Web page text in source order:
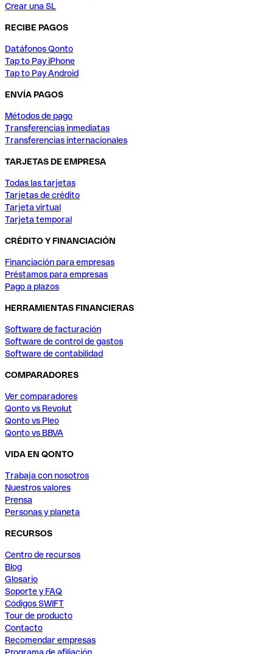
Crear una SL
RECIBE PAGOS
Datáfonos Qonto
Tap to Pay iPhone
Tap to Pay Android
ENVÍA PAGOS
Métodos de pago
Transferencias inmediatas
Transferencias internacionales
TARJETAS DE EMPRESA
Todas las tarjetas
Tarjetas de crédito
Tarjeta virtual
Tarjeta temporal
CRÉDITO Y FINANCIACIÓN
Financiación para empresas
Préstamos para empresas
Pago a plazos
HERRAMIENTAS FINANCIERAS
Software de facturación
Software de control de gastos
Software de contabilidad
COMPARADORES
Ver comparadores
Qonto vs Revolut
Qonto vs Pleo
Qonto vs BBVA
VIDA EN QONTO
Trabaja con nosotros
Nuestros valores
Prensa
Personas y planeta
RECURSOS
Centro de recursos
Blog
Glosario
Soporte y FAQ
Códigos SWIFT
Tour de producto
Contacto
Recomendar empresas